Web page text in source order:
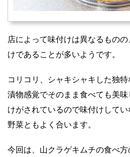
店によって味付けは異なるもの
けであることが多いようです。
コリコリ、シャキシャキした独
漬物感覚でそのまま食べても美
けがされているので味付けして
野菜ともよく合います。
今回は、山クラゲキムチの食べ方